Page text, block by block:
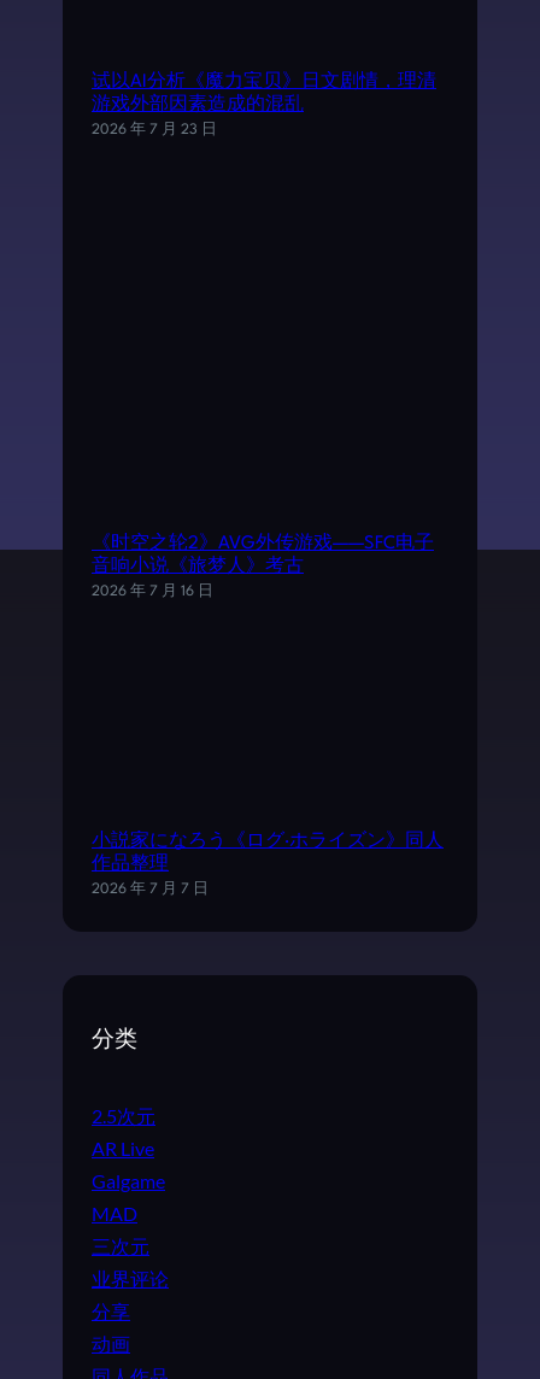
试以AI分析《魔力宝贝》日文剧情，理清
游戏外部因素造成的混乱
2026 年 7 月 23 日
《时空之轮2》AVG外传游戏——SFC电子
音响小说《旅梦人》考古
2026 年 7 月 16 日
小説家になろう《ログ·ホライズン》同人
作品整理
2026 年 7 月 7 日
分类
2.5次元
AR Live
Galgame
MAD
三次元
业界评论
分享
动画